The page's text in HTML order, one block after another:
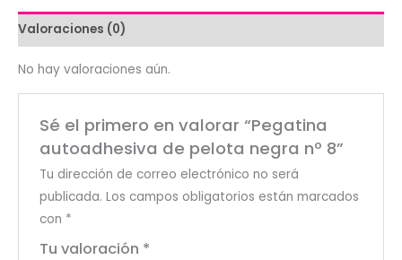
8
Valoraciones (0)
No hay valoraciones aún.
Sé el primero en valorar “Pegatina
autoadhesiva de pelota negra nº 8”
Tu dirección de correo electrónico no será
publicada. Los campos obligatorios están marcados
con *
Tu valoración *